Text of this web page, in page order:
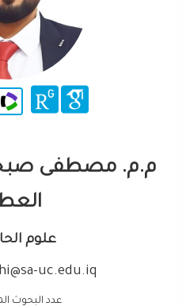
م.م. مصطفى
علوم
uc.edu.iq
عدد البحوث